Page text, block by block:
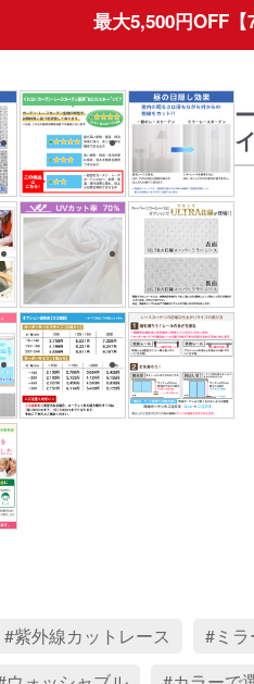
最大5,500円OFF
ス
紫外線カットレース ミ